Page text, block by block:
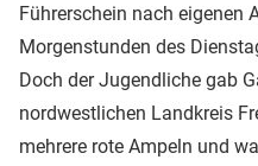
Führerschein nach eigenen
Morgenstunden des
Doch der Jugendliche gab
nordwestlichen Landkreis
mehrere rote Ampeln und